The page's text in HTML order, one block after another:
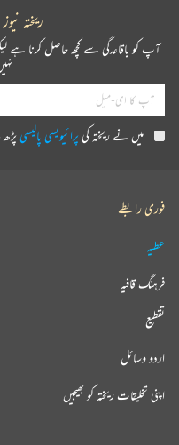
ریختہ
آپ کو باقاعدگی سے کچھ حاصل کرنا ہے
میں نے ریختہ کی پرائیویسی پالیسی
فوری رابطے
عطیہ
فرہنگ قافیہ
تقطیع
اردو وسائل
اپنی تخلیقات ریختہ کو بھیجیں